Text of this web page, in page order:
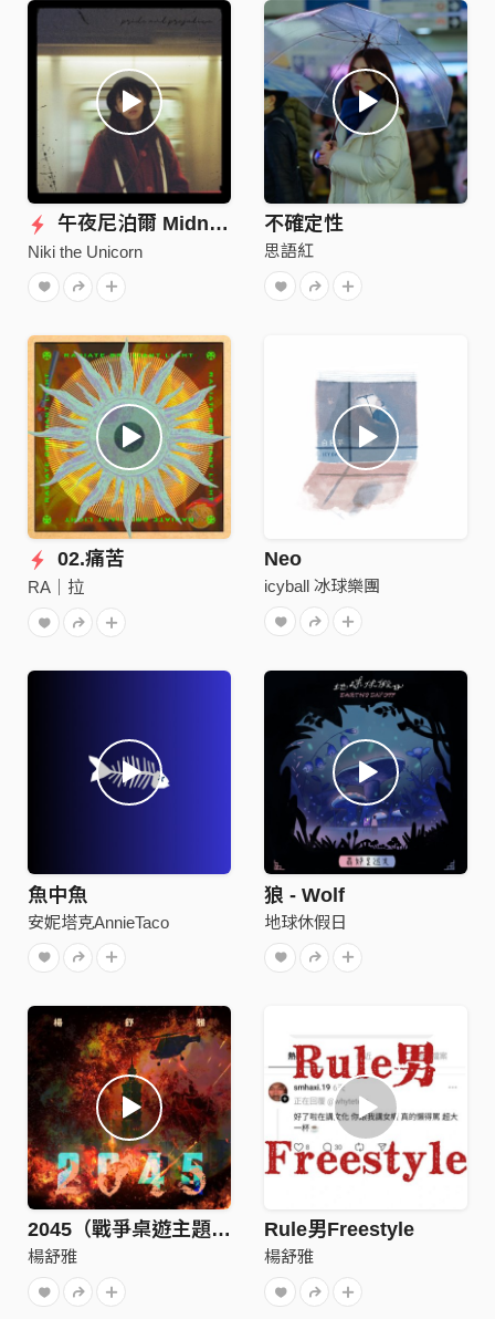
午夜尼泊爾 Midnight in Nepal (07/32 Demo)
Niki the Unicorn
不確定性
思語紅
02.痛苦
RA｜拉
Neo
icyball 冰球樂團
魚中魚
安妮塔克AnnieTaco
狼 - Wolf
地球休假日
2045（戰爭桌遊主題曲）
楊舒雅
Rule男Freestyle
楊舒雅